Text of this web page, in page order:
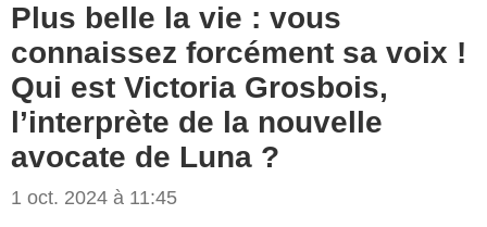
Plus belle la vie : vous
connaissez forcément sa voix !
Qui est Victoria Grosbois,
l’interprète de la nouvelle
avocate de Luna ?
1 oct. 2024 à 11:45